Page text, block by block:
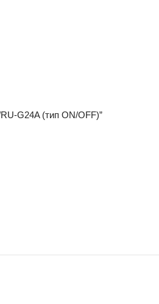
G24A (тип ON/OFF)”